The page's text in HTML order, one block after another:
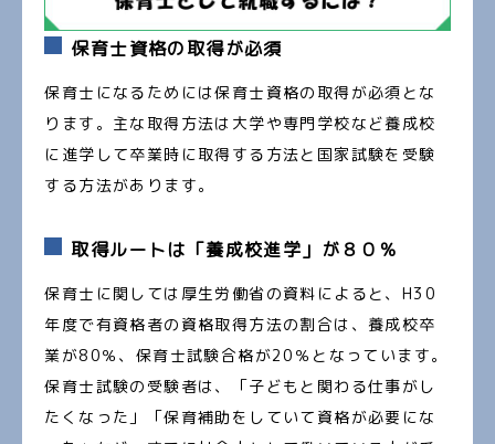
保育士資格の取得が必須
保育士になるためには保育士資格の取得が必須とな
ります。主な取得方法は大学や専門学校など養成校
に進学して卒業時に取得する方法と国家試験を受験
する方法があります。
取得ルートは「養成校進学」が８０％
保育士に関しては厚生労働省の資料によると、H30
年度で有資格者の資格取得方法の割合は、養成校卒
業が80％、保育士試験合格が20％となっています。
保育士試験の受験者は、「子どもと関わる仕事がし
たくなった」「保育補助をしていて資格が必要にな